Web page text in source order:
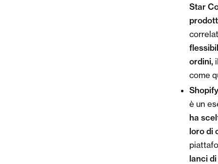
Star
ordini,
come
Shopify
è un
ha
loro di
lanci